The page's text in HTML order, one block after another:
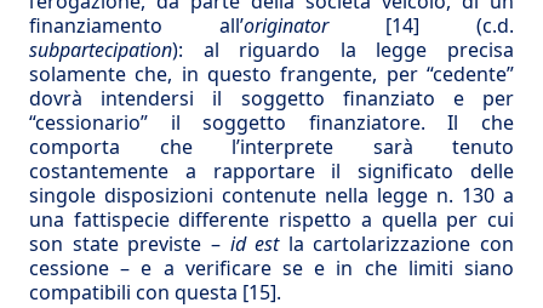
finanziamento all’originator [14] (c.d.
subpartecipation): al riguardo la legge precisa
solamente che, in questo frangente, per “cedente”
dovrà intendersi il soggetto finanziato e per
“cessionario” il soggetto finanziatore. Il che
comporta che l’interprete sarà tenuto
costantemente a rapportare il significato delle
singole disposizioni contenute nella legge n. 130 a
una fattispecie differente rispetto a quella per cui
son state previste – id est la cartolarizzazione con
cessione – e a verificare se e in che limiti siano
compatibili con questa [15].